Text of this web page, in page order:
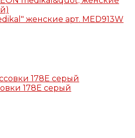
женские арт. MED913W
178E серый